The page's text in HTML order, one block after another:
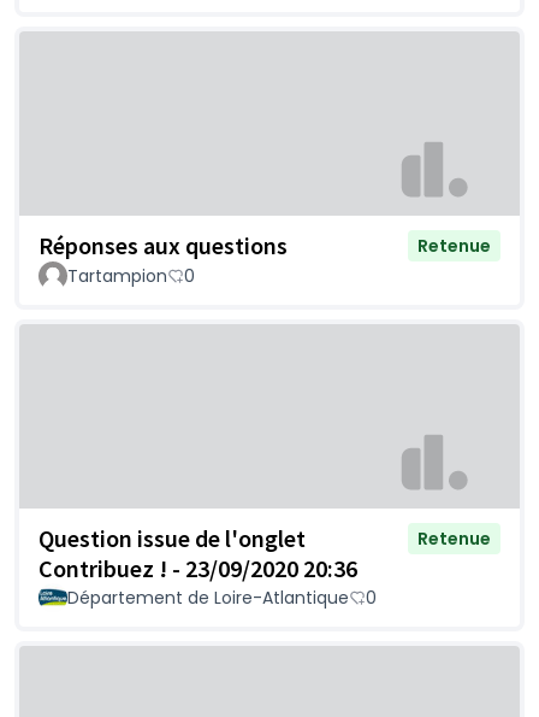
Réponses aux questions
Retenue
Tartampion
0
Question issue de l'onglet
Contribuez ! - 23/09/2020 20:36
Retenue
Département de Loire-Atlantique 0